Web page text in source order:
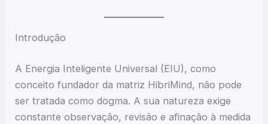
Introdução
A Energia Inteligente Universal (EIU), como
conceito fundador da matriz HibriMind, não pode
ser tratada como dogma. A sua natureza exige
constante observação, revisão e afinação à medida